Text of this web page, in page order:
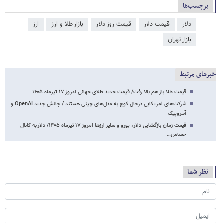
برچسب‌ها
دلار قیمت دلار قیمت روز دلار بازار طلا و ارز
ارز
بازار تهران
خبرهای مرتبط
قیمت طلا باز هم بالا رفت/ قیمت جدید طلای جهانی امروز ۱۷ تیرماه ۱۴۰۵
شرکت‌های آمریکایی درحال کوچ به مدل‌های چینی هستند / چالش جدید OpenAI و
آنتروپیک
قیمت زمان بازگشایی دلار، یورو و سایر ارزها امروز ۱۷ تیرماه ۱۴۰۵/ دلار به کانال
حساس…
نظر شما